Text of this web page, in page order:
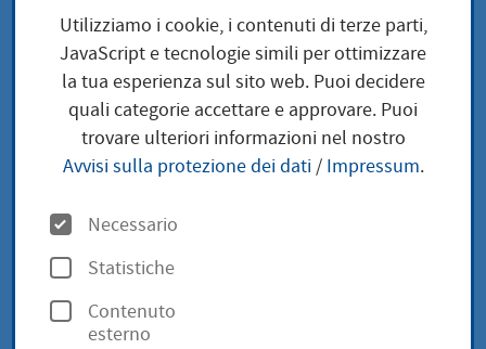
Öffentliche Sicherheit und Ordnung
Öffentliche Sicherheit
und Ordnung
Droschken (PDF
Utilizziamo i cookie, i contenuti di terze parti,
JavaScript e tecnologie simili per ottimizzare
la tua esperienza sul sito web. Puoi decidere
quali categorie accettare e approvare. Puoi
trovare ulteriori informazioni nel nostro
Avvisi sulla protezione dei dati/ Impressum.
O
p
z
i
Necessario
Statistiche
Contenuto
esterno